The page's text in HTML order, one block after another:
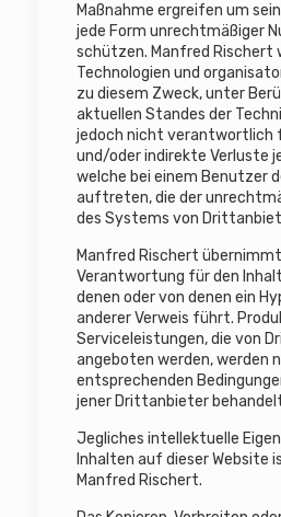
Maßnahme ergreifen um
jede Form unrechtmäßiger
schützen. Manfred Rischert
Technologien und
zu diesem Zweck, unter
aktuellen Standes der
jedoch nicht verantwortlich
und/oder indirekte Verluste
welche bei einem Benutzer
auftreten, die der
des Systems von
Manfred Rischert
Verantwortung für den
denen oder von denen ein
anderer Verweis führt.
Serviceleistungen, die von
angeboten werden, werden
entsprechenden
jener Drittanbieter
Jegliches intellektuelle
Inhalten auf dieser Website
Manfred Rischert.